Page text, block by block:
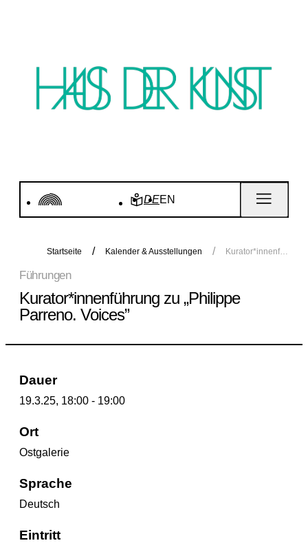
DEEN
Startseite Kalender & Ausstellungen Kurator*innenführung zu „Philippe Parreno. Voices”
Führungen
Kurator*innenführung zu „Philippe
Parreno. Voices”
Dauer
19.3.25, 18:00 - 19:00
Ort
Ostgalerie
Sprache
Deutsch
Eintritt